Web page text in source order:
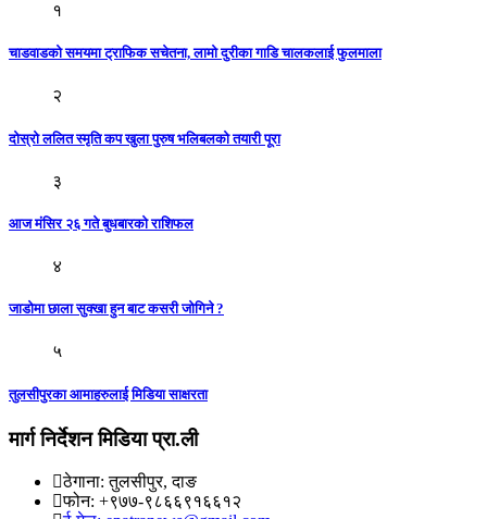
१
चाडवाडको समयमा ट्राफिक सचेतना, लामो दुरीका गाडि चालकलाई फुलमाला
२
दोस्रो ललित स्मृति कप खुला पुरुष भलिबलको तयारी पूरा
३
आज मंसिर २६ गते बुधबारकाे राशिफल
४
जाडोमा छाला सुक्खा हुन बाट कसरी जोगिने ?
५
तुलसीपुरका आमाहरुलाई मिडिया साक्षरता
मार्ग निर्देशन मिडिया प्रा.ली
ठेगाना: तुलसीपुर, दाङ
फोन: +९७७-९८६६९१६६१२